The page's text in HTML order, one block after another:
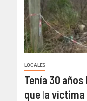
LOCALES
Tenía 30
que la víctima